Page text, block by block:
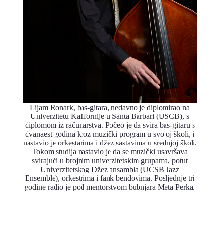
Lijam Ronark, bas-gitara, nedavno je diplomirao na
Univerzitetu Kalifornije u Santa Barbari (USCB), s
diplomom iz računarstva. Počeo je da svira bas-gitaru s
dvanaest godina kroz muzički program u svojoj školi, i
nastavio je orkestarima i džez sastavima u srednjoj školi.
Tokom studija nastavio je da se muzički usavršava
svirajući u brojnim univerzitetskim grupama, potut
Univerzitetskog Džez ansambla (UCSB Jazz
Ensemble), orkestrima i fank bendovima. Posljednje tri
godine radio je pod mentorstvom bubnjara Meta Perka.